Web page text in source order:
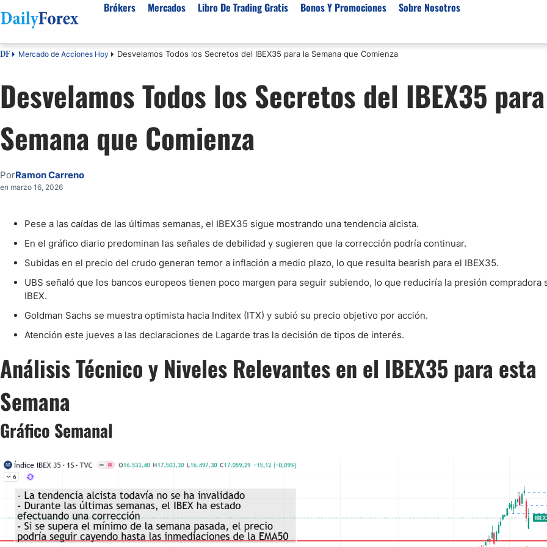
Brókers
España
Argentina
Mexico
Costa Rica
Guatemala
Cuba
Peru
Panama
Bolivia
Estados Unidos
Brokers Regulados
Brokers Para Scalping
Brokers de Trading Automático
Lista de Mejores Prop
Empresas de Fondeo en
Mercados
Divisas
EUR/USD
USD/COP
USD/PEN
Todas las Divisas
Materias Primas
Oro (XAU/USD)
Plata (XAG/USD)
Petróleo WTI
Todas las Materias Primas
Indices
IBEX 35
Todos los índices
Acciones
Nvidia (NVDA)
Mercado Libre (MELI)
Análisis Forex
Señales Forex Gratis
Libro De Trading Gratis Bonos Y Promociones Sobre Nosotros
Sobre Nosotros
Política editorial
Cómo generamos ingresos
Nuestra metodología
Por qué confiar en nosotros
DF Mercado de Acciones Hoy Desvelamos Todos los Secretos del IBEX35 para la Semana que Comienza
Desvelamos Todos los Secretos del IBEX35
Semana que Comienza
PorRamon Carreno
en marzo 16, 2026
Pese a las caídas de las últimas semanas, el IBEX35 sigue mostrando una tendencia alcista.
En el gráfico diario predominan las señales de debilidad y sugieren que la corrección podría continuar.
Subidas en el precio del crudo generan temor a inflación a medio plazo, lo que resulta bearish para el IBEX35.
UBS señaló que los bancos europeos tienen poco margen para seguir subiendo, lo que reduciría la presión compradora
IBEX.
Goldman Sachs se muestra optimista hacia Inditex (ITX) y subió su precio objetivo por acción.
Atención este jueves a las declaraciones de Lagarde tras la decisión de tipos de interés.
Análisis Técnico y Niveles Relevantes en el IBEX35 para esta
Semana
Gráfico Semanal